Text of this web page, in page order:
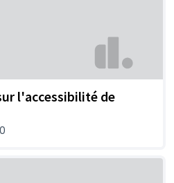
l'accessibilité de
0